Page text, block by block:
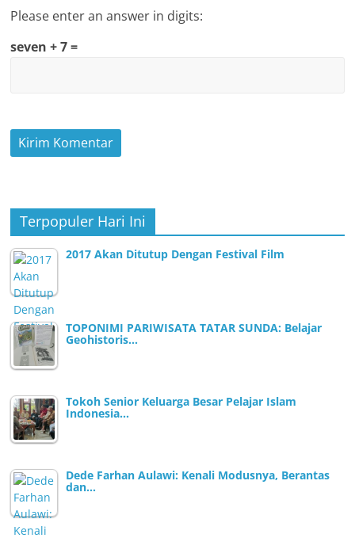
Please enter an answer in digits:
seven + 7 =
Terpopuler Hari Ini
2017 Akan Ditutup Dengan Festival Film
TOPONIMI PARIWISATA TATAR SUNDA: Belajar
Geohistoris…
Tokoh Senior Keluarga Besar Pelajar Islam
Indonesia…
Dede Farhan Aulawi: Kenali Modusnya, Berantas
dan…